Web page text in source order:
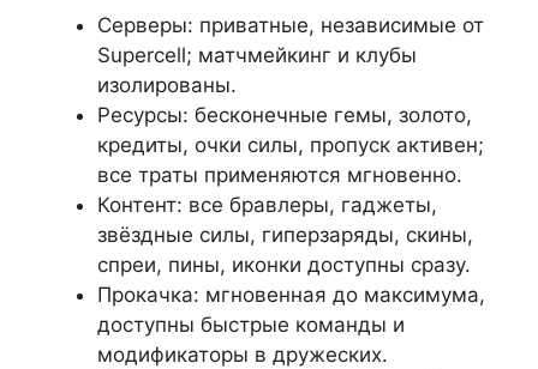
Серверы: приватные, независимые от
Supercell; матчмейкинг и клубы
изолированы.
Ресурсы: бесконечные гемы, золото,
кредиты, очки силы, пропуск активен;
все траты применяются мгновенно.
Контент: все бравлеры, гаджеты,
звёздные силы, гиперзаряды, скины,
спреи, пины, иконки доступны сразу.
Прокачка: мгновенная до максимума,
доступны быстрые команды и
модификаторы в дружеских.